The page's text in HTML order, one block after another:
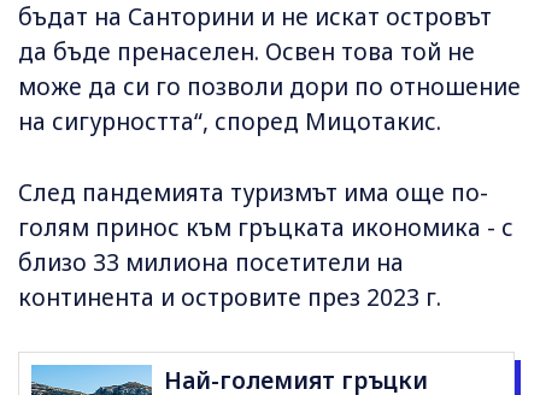
бъдат на Санторини и не искат островът
да бъде пренаселен. Освен това той не
може да си го позволи дори по отношение
на сигурността“, според Мицотакис.
След пандемията туризмът има още по-
голям принос към гръцката икономика - с
близо 33 милиона посетители на
континента и островите през 2023 г.
Най-големият гръцки